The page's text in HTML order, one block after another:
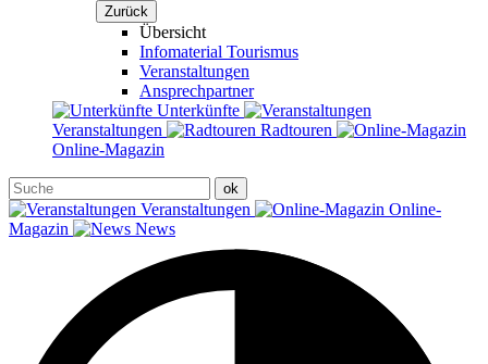
Zurück
Übersicht
Infomaterial Tourismus
Veranstaltungen
Ansprechpartner
Unterkünfte
Veranstaltungen
Radtouren
Online-Magazin
Veranstaltungen
Online-
Magazin
News